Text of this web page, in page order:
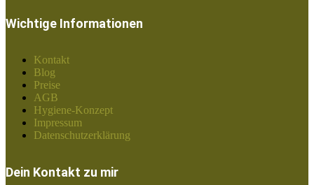
Wichtige Informationen
Kontakt
Blog
Preise
AGB
Hygiene-Konzept
Impressum
Datenschutzerklärung
Dein Kontakt zu mir